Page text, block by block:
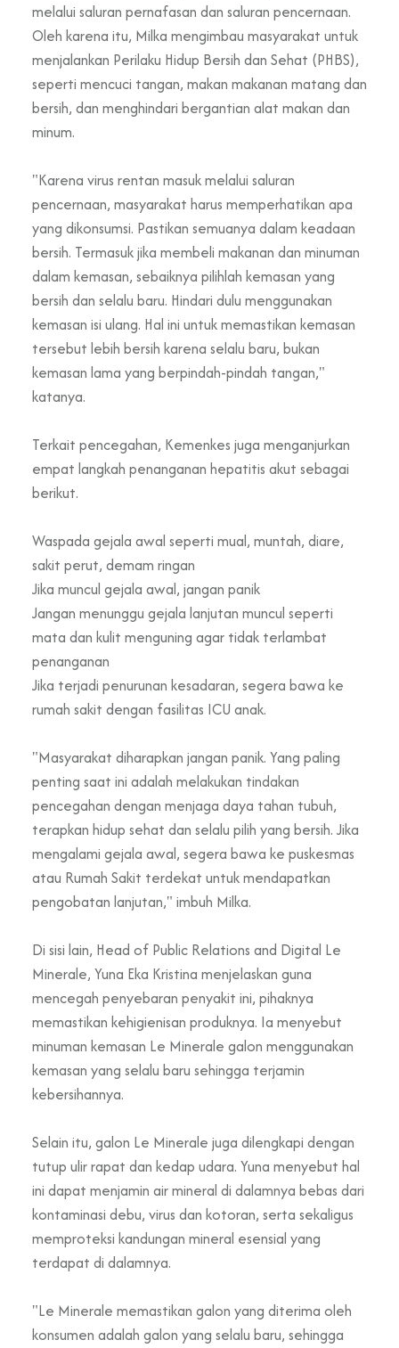
melalui saluran pernafasan dan saluran pencernaan.
Oleh karena itu, Milka mengimbau masyarakat untuk
menjalankan Perilaku Hidup Bersih dan Sehat (PHBS),
seperti mencuci tangan, makan makanan matang dan
bersih, dan menghindari bergantian alat makan dan
minum.
"Karena virus rentan masuk melalui saluran
pencernaan, masyarakat harus memperhatikan apa
yang dikonsumsi. Pastikan semuanya dalam keadaan
bersih. Termasuk jika membeli makanan dan minuman
dalam kemasan, sebaiknya pilihlah kemasan yang
bersih dan selalu baru. Hindari dulu menggunakan
kemasan isi ulang. Hal ini untuk memastikan kemasan
tersebut lebih bersih karena selalu baru, bukan
kemasan lama yang berpindah-pindah tangan,"
katanya.
Terkait pencegahan, Kemenkes juga menganjurkan
empat langkah penanganan hepatitis akut sebagai
berikut.
Waspada gejala awal seperti mual, muntah, diare,
sakit perut, demam ringan
Jika muncul gejala awal, jangan panik
Jangan menunggu gejala lanjutan muncul seperti
mata dan kulit menguning agar tidak terlambat
penanganan
Jika terjadi penurunan kesadaran, segera bawa ke
rumah sakit dengan fasilitas ICU anak.
"Masyarakat diharapkan jangan panik. Yang paling
penting saat ini adalah melakukan tindakan
pencegahan dengan menjaga daya tahan tubuh,
terapkan hidup sehat dan selalu pilih yang bersih. Jika
mengalami gejala awal, segera bawa ke puskesmas
atau Rumah Sakit terdekat untuk mendapatkan
pengobatan lanjutan," imbuh Milka.
Di sisi lain, Head of Public Relations and Digital Le
Minerale, Yuna Eka Kristina menjelaskan guna
mencegah penyebaran penyakit ini, pihaknya
memastikan kehigienisan produknya. Ia menyebut
minuman kemasan Le Minerale galon menggunakan
kemasan yang selalu baru sehingga terjamin
kebersihannya.
Selain itu, galon Le Minerale juga dilengkapi dengan
tutup ulir rapat dan kedap udara. Yuna menyebut hal
ini dapat menjamin air mineral di dalamnya bebas dari
kontaminasi debu, virus dan kotoran, serta sekaligus
memproteksi kandungan mineral esensial yang
terdapat di dalamnya.
"Le Minerale memastikan galon yang diterima oleh
konsumen adalah galon yang selalu baru, sehingga